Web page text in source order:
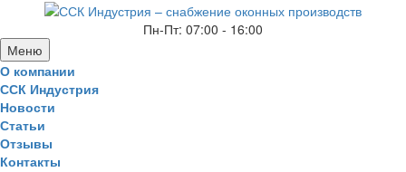
Пн-Пт: 07:00 - 16:00
Меню
О компании
ССК Индустрия
Новости
Статьи
Отзывы
Контакты